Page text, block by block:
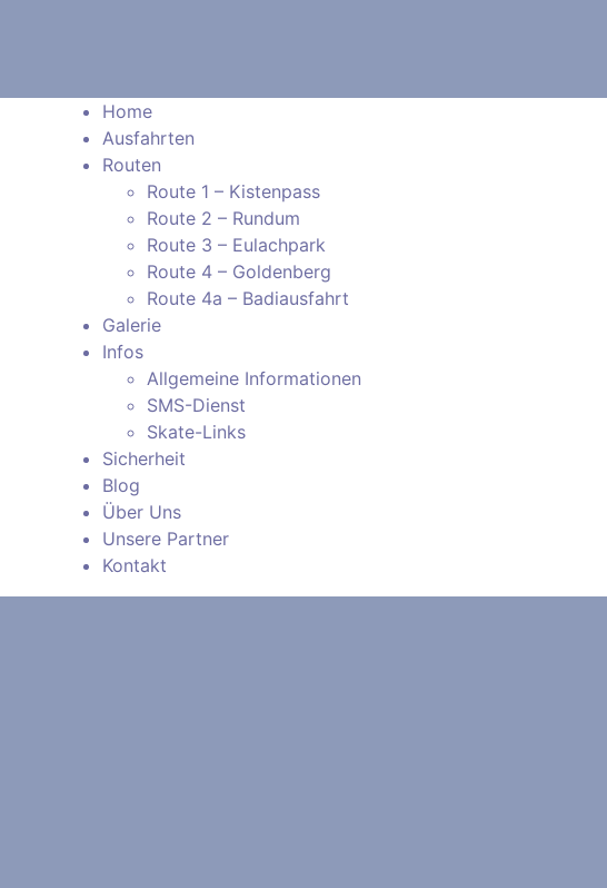
Home
Ausfahrten
Routen
Route 1 – Kistenpass
Route 2 – Rundum
Route 3 – Eulachpark
Route 4 – Goldenberg
Route 4a – Badiausfahrt
Galerie
Infos
Allgemeine Informationen
SMS-Dienst
Skate-Links
Sicherheit
Blog
Über Uns
Unsere Partner
Kontakt